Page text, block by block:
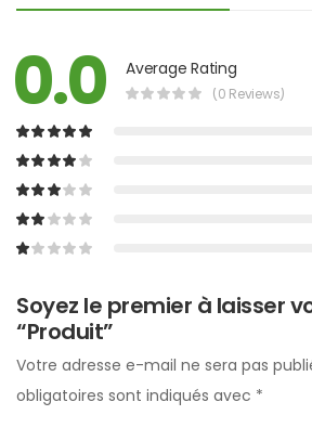
0.0 Average Rating
(0 Reviews)
Soyez le premier à laisser
“Produit”
Votre adresse e-mail ne sera pas
obligatoires sont indiqués avec *